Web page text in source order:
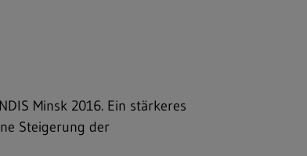
Minsk 2016. Ein stärkeres
Steigerung der